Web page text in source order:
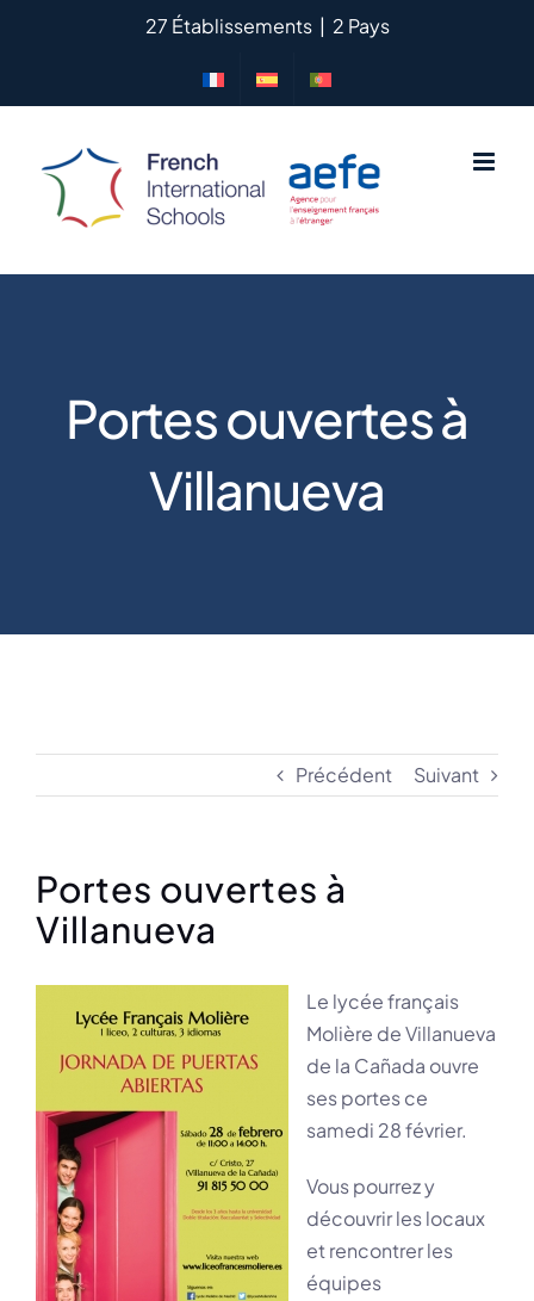
27 Établissements | 2 Pays
Portes ouvertes à
Villanueva
Précédent Suivant
Portes ouvertes à
Villanueva
Le lycée français
Molière de Villanueva
de la Cañada ouvre
ses portes ce
samedi 28 février.
Vous pourrez y
découvrir les locaux
et rencontrer les
équipes